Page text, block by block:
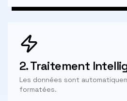
2.Traitement
Les données sont
formatées.